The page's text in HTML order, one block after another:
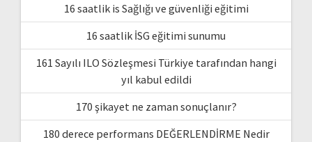
16 saatlik is Sağlığı ve güvenliği eğitimi
16 saatlik İSG eğitimi sunumu
161 Sayılı ILO Sözleşmesi Türkiye tarafından hangi
yıl kabul edildi
170 şikayet ne zaman sonuçlanır?
180 derece performans DEĞERLENDİRME Nedir